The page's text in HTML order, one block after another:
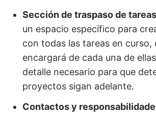
Sección de traspaso de
un espacio específico para
con todas las tareas en curso,
encargará de cada una de
detalle necesario para que
proyectos sigan adelante.
Contactos y